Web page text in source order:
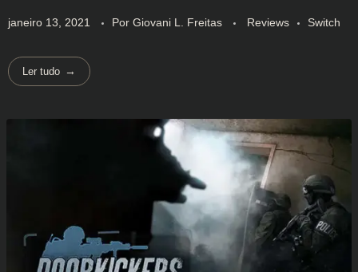
janeiro 13, 2021 Por Giovani L. Freitas Reviews Switch
Ler tudo